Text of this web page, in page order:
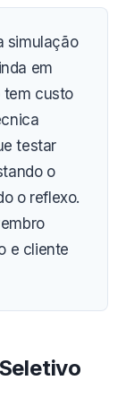
simulação
em
tem custo
testar
o
o reflexo.
e cliente